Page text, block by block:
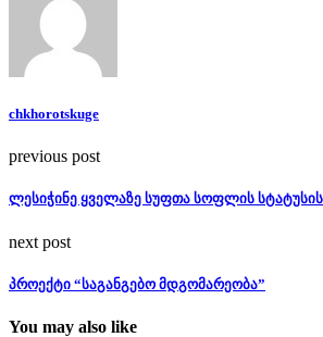
chkhorotskuge
previous post
ლესიჭინე ყველაზე სუფთა სოფლის
next post
პროექტი “საგანგებო მდგომარეობა”
You may also like